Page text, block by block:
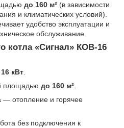
до 160 м² (в зависимости
и климатических условий).
удобство эксплуатации и
обслуживание.
котла «Сигнал» КОВ-16
16 кВт.
площадью до 160 м².
— отопление и горячее
без подключения к